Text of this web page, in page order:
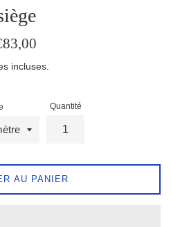
incluses.
Quantité
AU PANIER